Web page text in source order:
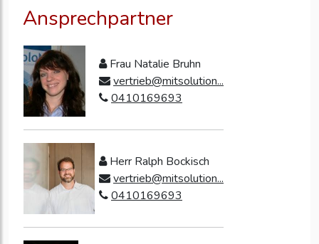
Ansprechpartner
Frau Natalie Bruhn
vertrieb@mitsolution...
0410169693
Herr Ralph Bockisch
vertrieb@mitsolution...
0410169693